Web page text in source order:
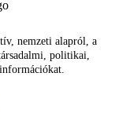
nemzeti alapról, a
politikai,